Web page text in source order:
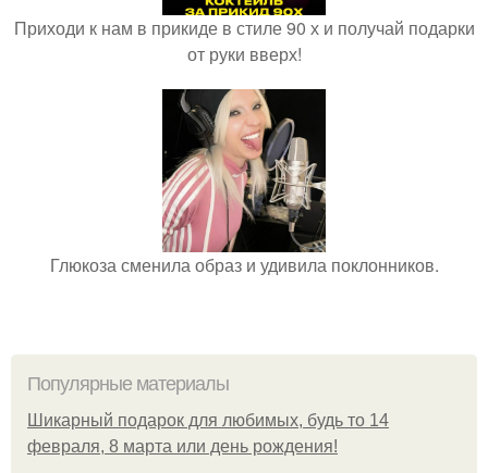
Приходи к нам в прикиде в стиле 90 х и получай подарки
от руки вверх!
Глюкоза сменила образ и удивила поклонников.
Популярные материалы
Шикарный подарок для любимых, будь то 14
февраля, 8 марта или день рождения!